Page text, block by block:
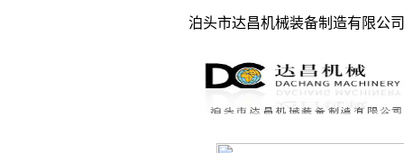
泊头市达昌机械装备制造有限